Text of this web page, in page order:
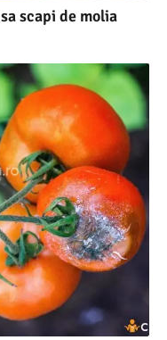
scapi de molia